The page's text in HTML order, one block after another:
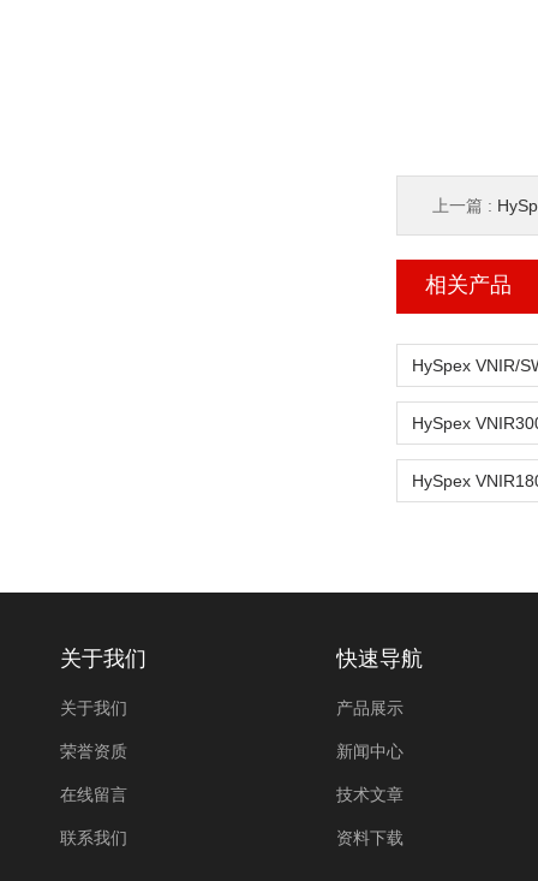
上一篇 :
相关产品
关于我们
关于我们
荣誉资质
在线留言
联系我们
快速导航
产品展示
新闻中心
技术文章
资料下载